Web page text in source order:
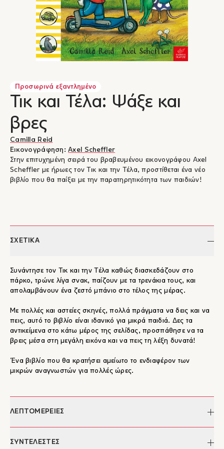
Προσωρινά εξαντλημένο
Τικ και Τέλα: Ψάξε και
βρες
Camilla Reid
Εικονογράφηση:Axel Scheffler
Στην επιτυχημένη σειρά του βραβευμένου εικονογράφου Axel
Scheffler με ήρωες τον Τικ και την Τέλα, προστίθεται ένα νέο
βιβλίο που θα παίξει με την παρατηρητικότητα των παιδιών!
ΣΧΕΤΙΚΑ
Συνάντησε τον Τικ και την Τέλα καθώς διασκεδάζουν στο
πάρκο, τρώνε λίγα σνακ, παίζουν με τα τρενάκια τους, και
απολαμβάνουν ένα ζεστό μπάνιο στο τέλος της μέρας.
Με πολλές και αστείες σκηνές, πολλά πράγματα να δεις και να
πεις, αυτό το βιβλίο είναι ιδανικό για μικρά παιδιά. Δες τα
αντικείμενα στο κάτω μέρος της σελίδας, προσπάθησε να τα
βρεις μέσα στη μεγάλη εικόνα και να πεις τη λέξη δυνατά!
Ένα βιβλίο που θα κρατήσει αμείωτο το ενδιαφέρον των
μικρών αναγνωστών για πολλές ώρες.
ΛΕΠΤΟΜΕΡΕΙΕΣ
Συγγραφέας:
ΣΥΝΤΕΛΕΣΤΕΣ